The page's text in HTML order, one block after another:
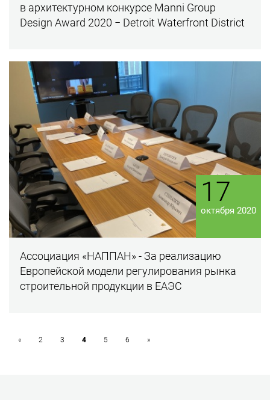
в архитектурном конкурсе Manni Group
Design Award 2020 − Detroit Waterfront District
Ассоциация «НАППАН» - За реализацию
Европейской модели регулирования рынка
строительной продукции в ЕАЭС
17
октября 2020
« 2 3 4 5 6 »